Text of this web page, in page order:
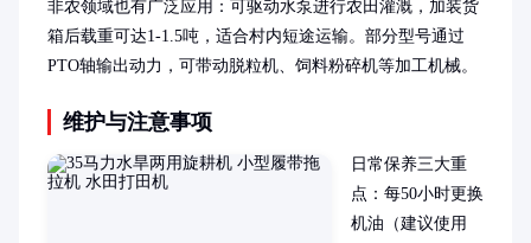
非农领域也有广泛应用：可驱动水泵进行农田灌溉，加装货
箱后载重可达1-1.5吨，适合村内短途运输。部分型号通过
PTO轴输出动力，可带动脱粒机、饲料粉碎机等加工机械。
维护与注意事项
日常保养三大重
点：每50小时更换
机油（建议使用